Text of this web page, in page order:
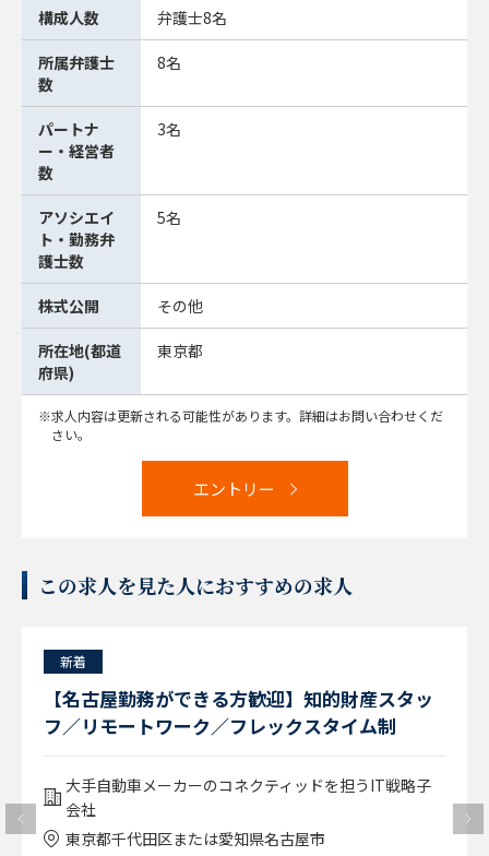
構成人数 弁護士8名
所属弁護士
数
8名
パートナ
ー・経営者
数
3名
アソシエイ
ト・勤務弁
護士数
5名
株式公開 その他
所在地(都道
府県)
東京都
求人内容は更新される可能性があります。詳細はお問い合わせくだ
さい。
エントリー
この求人を見た人におすすめの求人
新着
【名古屋勤務ができる方歓迎】知的財産スタッ
フ／リモートワーク／フレックスタイム制
大手自動車メーカーのコネクティッドを担うIT戦略子
会社
東京都千代田区または愛知県名古屋市